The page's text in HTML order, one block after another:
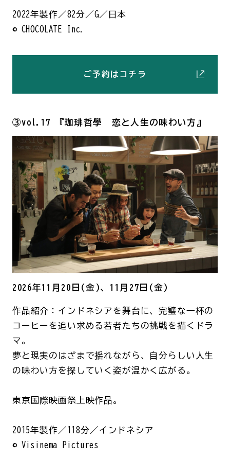
2022年製作／82分／G／日本
© CHOCOLATE Inc.
ご予約はコチラ
③vol.17 『珈琲哲學 恋と人生の味わい方』
2026年11月20日(金)、11月27日(金)
作品紹介：インドネシアを舞台に、完璧な一杯の
コーヒーを追い求める若者たちの挑戦を描くドラ
マ。
夢と現実のはざまで揺れながら、自分らしい人生
の味わい方を探していく姿が温かく広がる。
東京国際映画祭上映作品。
2015年製作／118分／インドネシア
© Visinema Pictures